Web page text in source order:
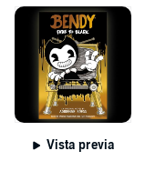
Vista previa